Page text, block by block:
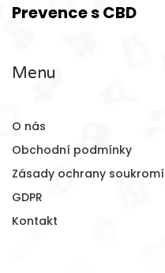
Prevence s CBD
Menu
O nás
Obchodní podmínky
Zásady ochrany soukromí
GDPR
Kontakt